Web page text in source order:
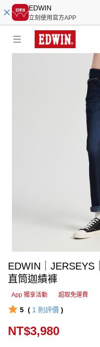
EDWIN
立刻使用官方APP
EDWIN｜JERSEYS
直筒迦績褲
App 獨享活動 超取免運費
5 ( 1 則評價 )
NT$3,980